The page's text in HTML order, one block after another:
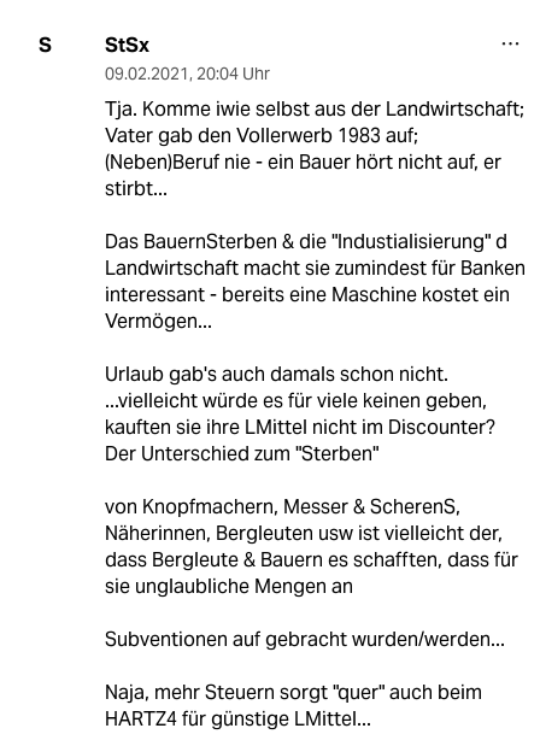
S StSx
09.02.2021, 20:04 Uhr
Tja. Komme iwie selbst aus der Landwirtschaft;
Vater gab den Vollerwerb 1983 auf;
(Neben)Beruf nie - ein Bauer hört nicht auf, er
stirbt...
Das BauernSterben & die "Industialisierung" d
Landwirtschaft macht sie zumindest für Banken
interessant - bereits eine Maschine kostet ein
Vermögen...
Urlaub gab's auch damals schon nicht.
...vielleicht würde es für viele keinen geben,
kauften sie ihre LMittel nicht im Discounter?
Der Unterschied zum "Sterben"
von Knopfmachern, Messer & ScherenS,
Näherinnen, Bergleuten usw ist vielleicht der,
dass Bergleute & Bauern es schafften, dass für
sie unglaubliche Mengen an
Subventionen auf gebracht wurden/werden...
Naja, mehr Steuern sorgt "quer" auch beim
HARTZ4 für günstige LMittel...